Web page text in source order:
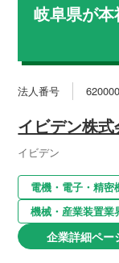
岐阜県が
法人番号
イビデン株
イビデン
電機・電子・精密
機械・産業装置業
企業詳細ペー